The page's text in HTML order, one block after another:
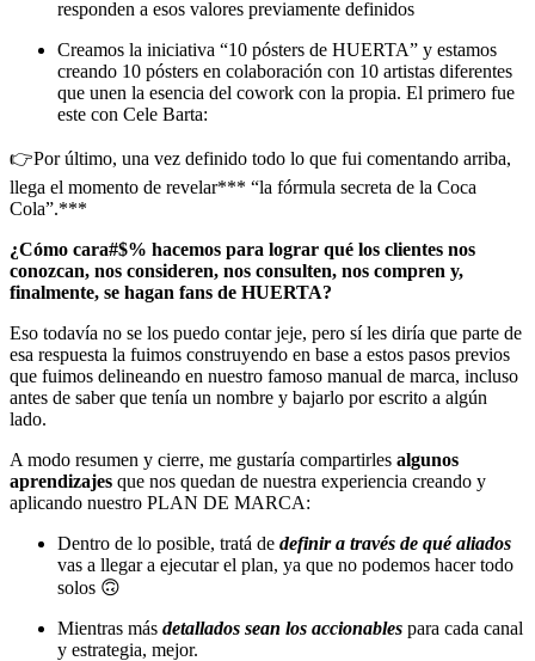
responden a esos valores previamente definidos
Creamos la iniciativa “10 pósters de HUERTA” y estamos
creando 10 pósters en colaboración con 10 artistas diferentes
que unen la esencia del cowork con la propia. El primero fue
este con Cele Barta:
👉Por último, una vez definido todo lo que fui comentando arriba,
llega el momento de revelar*** “la fórmula secreta de la Coca
Cola”.***
¿Cómo cara#$% hacemos para lograr qué los clientes nos
conozcan, nos consideren, nos consulten, nos compren y,
finalmente, se hagan fans de HUERTA?
Eso todavía no se los puedo contar jeje, pero sí les diría que parte de
esa respuesta la fuimos construyendo en base a estos pasos previos
que fuimos delineando en nuestro famoso manual de marca, incluso
antes de saber que tenía un nombre y bajarlo por escrito a algún
lado.
A modo resumen y cierre, me gustaría compartirles algunos
aprendizajes que nos quedan de nuestra experiencia creando y
aplicando nuestro PLAN DE MARCA:
Dentro de lo posible, tratá de definir a través de qué aliados
vas a llegar a ejecutar el plan, ya que no podemos hacer todo
solos 🙃
Mientras más detallados sean los accionables para cada canal
y estrategia, mejor.